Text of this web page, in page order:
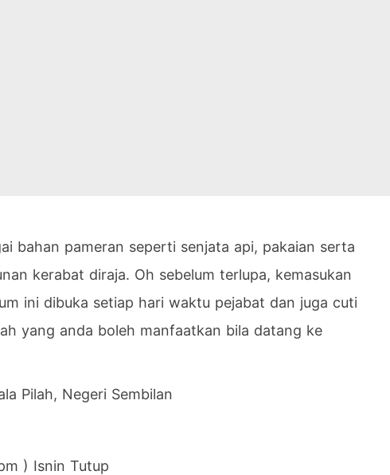
bahan pameran seperti senjata api, pakaian serta
kerabat diraja. Oh sebelum terlupa, kemasukan
ini dibuka setiap hari waktu pejabat dan juga cuti
yang anda boleh manfaatkan bila datang ke
Pilah, Negeri Sembilan
) Isnin Tutup